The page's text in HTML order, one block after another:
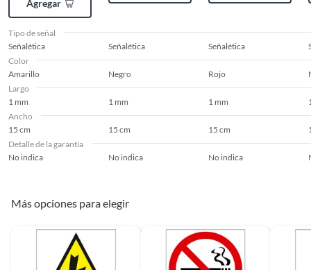
Las señalizaciones de seguridad pueden ayudar a cumplir
con las regulaciones y normativas locales, lo que evita
multas y problemas legales.
Agregar
Tipo de señal
Señalética
Señalética Señalética
Color
Amarillo
Negro Rojo
Largo
1 mm
1 mm 1 mm
Ancho
15 cm
15 cm 15 cm
Detalle de la garantía
No indica
No indica No indica
Más opciones para elegir